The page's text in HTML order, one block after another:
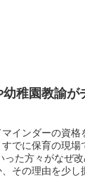
幼稚園教諭が
インダーの資
すでに保育の現
った方々がなぜ
その理由を少し